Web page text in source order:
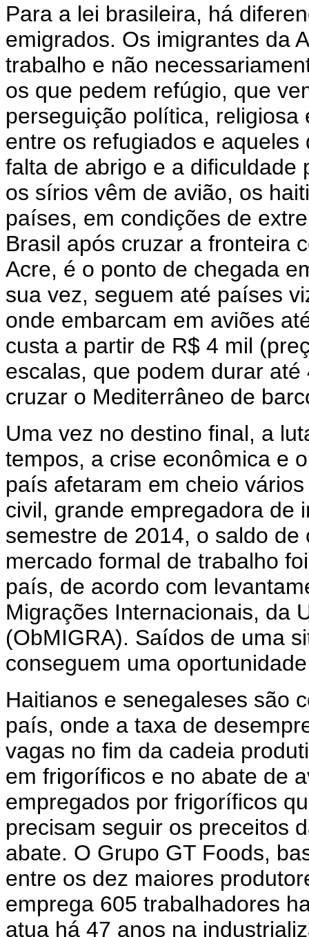
Para a lei brasileira, há
emigrados. Os imigrantes da
trabalho e não
os que pedem refúgio, que
perseguição política,
entre os refugiados e
falta de abrigo e a dificuldade
os sírios vêm de avião, os
países, em condições de
Brasil após cruzar a fronteira
Acre, é o ponto de chegada
sua vez, seguem até países
onde embarcam em aviões
custa a partir de R$ 4 mil
escalas, que podem durar
cruzar o Mediterrâneo de
Uma vez no destino final, a
tempos, a crise econômica e
país afetaram em cheio
civil, grande empregadora de
semestre de 2014, o saldo
mercado formal de trabalho
país, de acordo com
Migrações Internacionais, da
(ObMIGRA). Saídos de uma
conseguem uma
Haitianos e senegaleses são
país, onde a taxa de
vagas no fim da cadeia
em frigoríficos e no abate de
empregados por frigoríficos
precisam seguir os preceitos
abate. O Grupo GT Foods,
entre os dez maiores
emprega 605 trabalhadores
atua há 47 anos na